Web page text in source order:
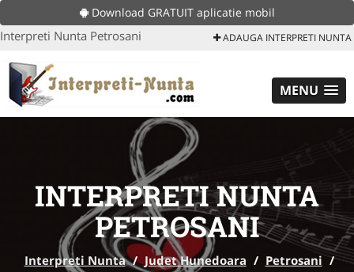
Download GRATUIT aplicatie mobil
Interpreti Nunta Petrosani ADAUGA INTERPRETI NUNTA
MENU
INTERPRETI NUNTA
PETROSANI
Interpreti Nunta / Judet Hunedoara / Petrosani /